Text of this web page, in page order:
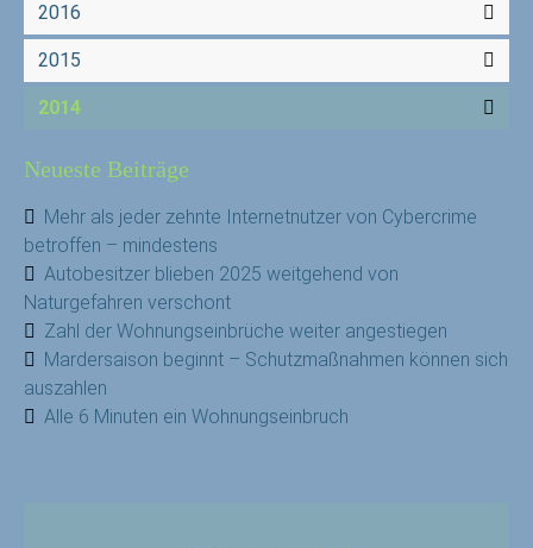
2016
2015
2014
Neueste Beiträge
Mehr als jeder zehnte Internetnutzer von Cybercrime
betroffen – mindestens
Autobesitzer blieben 2025 weitgehend von
Naturgefahren verschont
Zahl der Wohnungseinbrüche weiter angestiegen
Mardersaison beginnt – Schutzmaßnahmen können sich
auszahlen
Alle 6 Minuten ein Wohnungseinbruch